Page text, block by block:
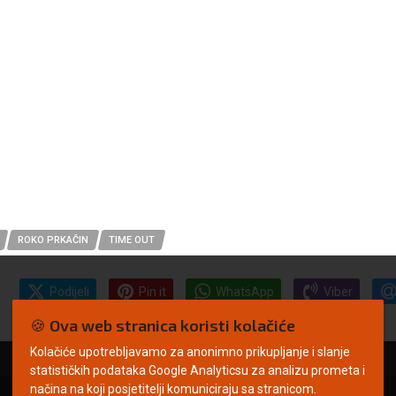
ROKO PRKAČIN TIME OUT
Podijeli Pin it WhatsApp Viber
🍪 Ova web stranica koristi kolačiće
Kolačiće upotrebljavamo za anonimno prikupljanje i slanje
statističkih podataka Google Analyticsu za analizu prometa i
načina na koji posjetitelji komuniciraju sa stranicom.